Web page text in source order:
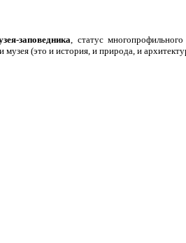
заповедника , статус
(это и история, и природа, и